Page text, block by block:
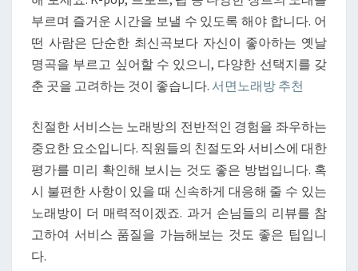
부르며 즐거운 시간을 보낼 수 있도록 해야 합니다. 어
떤 사람은 단순한 최신곡보다 자신이 좋아하는 옛날
명곡을 부르고 싶어할 수 있으니, 다양한 선택지를 갖
춘 곳을 고려하는 것이 좋습니다. 서면노래방 추천
친절한 서비스는 노래방의 전반적인 경험을 좌우하는
중요한 요소입니다. 직원들의 친절도와 서비스에 대한
평가를 미리 확인해 보시는 것도 좋은 방법입니다. 혹
시 불편한 사항이 있을 때 신속하게 대응해 줄 수 있는
노래방이 더 매력적이겠죠. 과거 손님들의 리뷰를 참
고하여 서비스 품질을 가늠해보는 것도 좋은 팁입니
다.